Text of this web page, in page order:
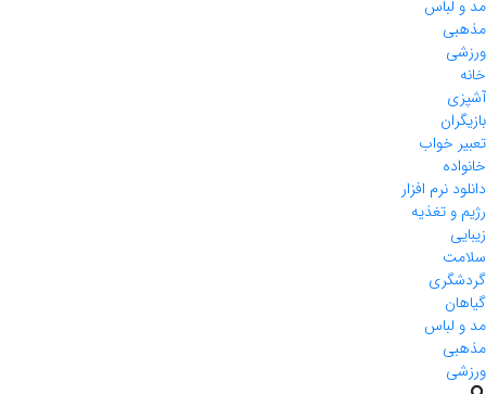
مد و لباس
مذهبی
ورزشی
خانه
آشپزی
بازیگران
تعبیر خواب
خانواده
دانلود نرم افزار
رژیم و تغذیه
زیبایی
سلامت
گردشگری
گیاهان
مد و لباس
مذهبی
ورزشی